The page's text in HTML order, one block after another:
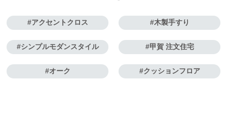
アクセントクロス 木製手すり
シンプルモダンスタイル 甲賀 注文住宅
オーク クッションフロア